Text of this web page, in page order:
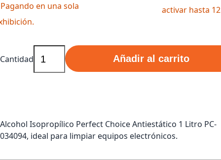
en una sola
activar hasta
Cantidad Añadir al carrito
Alcohol Isopropílico Perfect Choice Antiestático 1 Litro PC-
034094, ideal para limpiar equipos electrónicos.